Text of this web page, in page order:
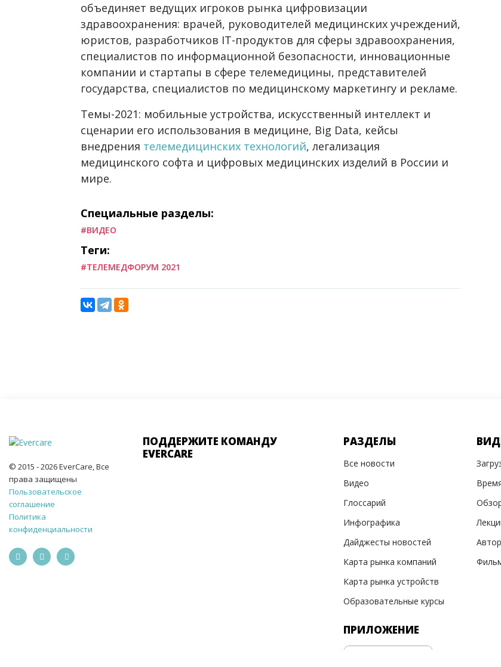
объединяет ведущих игроков рынка цифровизации
здравоохранения: врачей, руководителей медицинских учреждений,
юристов, разработчиков IT-продуктов для сферы здравоохранения,
специалистов по информационной безопасности, инновационные
компании и стартапы в сфере телемедицины, представителей
государства, специалистов по медицинскому маркетингу и рекламе.
Темы-2021: мобильные устройства, искусственный интеллект и
сценарии его использования в медицине, Big Data, кейсы
внедрения телемедицинских технологий, легализация
медицинского софта и цифровых медицинских изделий в России и
мире.
Специальные разделы:
#ВИДЕО
Теги:
#ТЕЛЕМЕДФОРУМ 2021
© 2015 - 2026 EverCare, Все
права защищены
Пользовательское
соглашение
Политика
конфиденциальности
ПОДДЕРЖИТЕ КОМАНДУ
EVERCARE
РАЗДЕЛЫ
Все новости
Видео
Глоссарий
Инфографика
Дайджесты новостей
Карта рынка компаний
Карта рынка устройств
Образовательные курсы
ПРИЛОЖЕНИЕ